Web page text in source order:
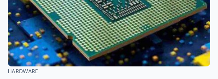
HARDWARE